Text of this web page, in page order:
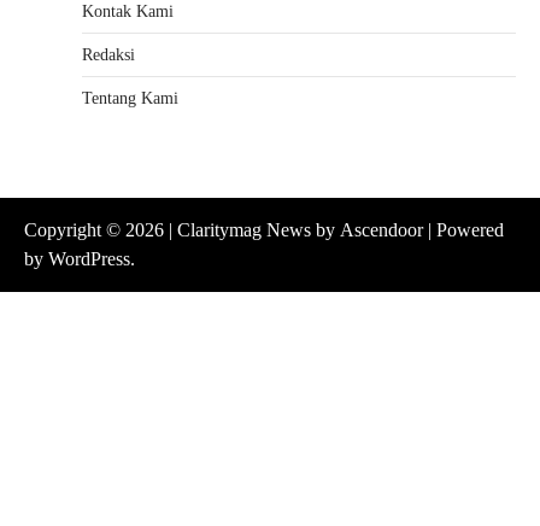
Kontak Kami
Redaksi
Tentang Kami
Copyright © 2026 | Claritymag News by Ascendoor| Powered
by WordPress.